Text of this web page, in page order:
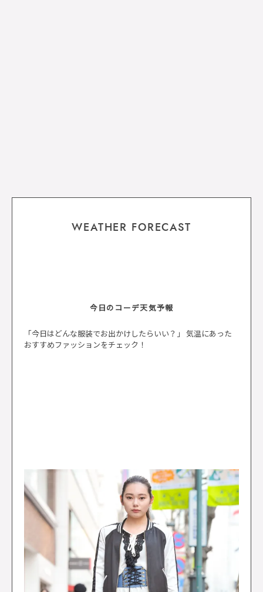
WEATHER FORECAST
今日のコーデ天気予報
「今日はどんな服装でお出かけしたらいい？」 気温にあった
おすすめファッションをチェック！